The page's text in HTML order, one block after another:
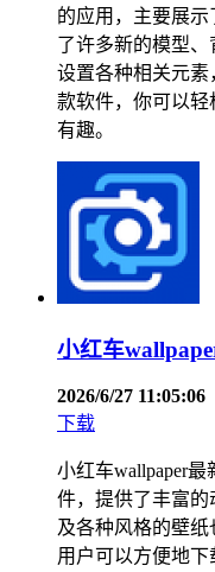
的应用，主要展
了许多新的模型
设置各种相关元
款软件，你可以轻
有趣。
小红车
2026/6/27 11:05:06
下载
小红车wallpaper
件，提供了丰富
及各种风格的壁纸
用户可以方便地下